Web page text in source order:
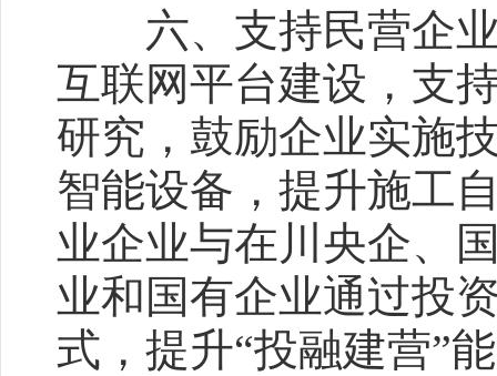
六、支持民营企业
互联网平台建设，支
研究，鼓励企业实施
智能设备，提升施工
业企业与在川央企、
业和国有企业通过投
式，提升“投融建营”